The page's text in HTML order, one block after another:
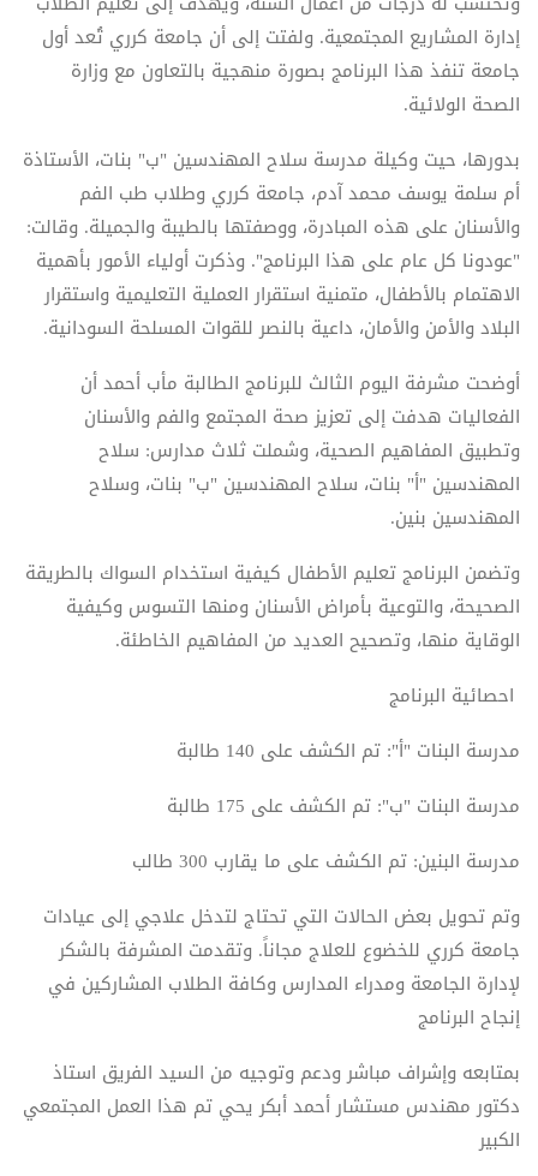
إدارة المشاريع المجتمعية. ولفتت إلى أن جامعة كرري تُعد أول
جامعة تنفذ هذا البرنامج بصورة منهجية بالتعاون مع وزارة
الصحة الولائية.
بدورها، حيت وكيلة مدرسة سلاح المهندسين "ب" بنات، الأستاذة
أم سلمة يوسف محمد آدم، جامعة كرري وطلاب طب الفم
والأسنان على هذه المبادرة، ووصفتها بالطيبة والجميلة. وقالت:
"عودونا كل عام على هذا البرنامج". وذكرت أولياء الأمور بأهمية
الاهتمام بالأطفال، متمنية استقرار العملية التعليمية واستقرار
البلاد والأمن والأمان، داعية بالنصر للقوات المسلحة السودانية.
أوضحت مشرفة اليوم الثالث للبرنامج الطالبة مأب أحمد أن
الفعاليات هدفت إلى تعزيز صحة المجتمع والفم والأسنان
وتطبيق المفاهيم الصحية، وشملت ثلاث مدارس: سلاح
المهندسين "أ" بنات، سلاح المهندسين "ب" بنات، وسلاح
المهندسين بنين.
وتضمن البرنامج تعليم الأطفال كيفية استخدام السواك بالطريقة
الصحيحة، والتوعية بأمراض الأسنان ومنها التسوس وكيفية
الوقاية منها، وتصحيح العديد من المفاهيم الخاطئة.
احصائية البرنامج
مدرسة البنات "أ": تم الكشف على 140 طالبة
مدرسة البنات "ب": تم الكشف على 175 طالبة
مدرسة البنين: تم الكشف على ما يقارب 300 طالب
وتم تحويل بعض الحالات التي تحتاج لتدخل علاجي إلى عيادات
جامعة كرري للخضوع للعلاج مجاناً. وتقدمت المشرفة بالشكر
لإدارة الجامعة ومدراء المدارس وكافة الطلاب المشاركين في
إنجاح البرنامج
بمتابعه وإشراف مباشر ودعم وتوجيه من السيد الفريق استاذ
دكتور مهندس مستشار أحمد أبكر يحي تم هذا العمل المجتمعي
الكبير